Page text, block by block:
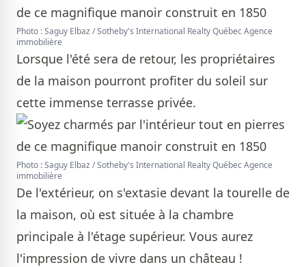
Photo : Saguy Elbaz / Sotheby's International Realty Québec Agence
immobilière
Lorsque l'été sera de retour, les propriétaires
de la maison pourront profiter du soleil sur
cette immense terrasse privée.
Photo : Saguy Elbaz / Sotheby's International Realty Québec Agence
immobilière
De l'extérieur, on s'extasie devant la tourelle de
la maison, où est située à la chambre
principale à l'étage supérieur. Vous aurez
l'impression de vivre dans un château !